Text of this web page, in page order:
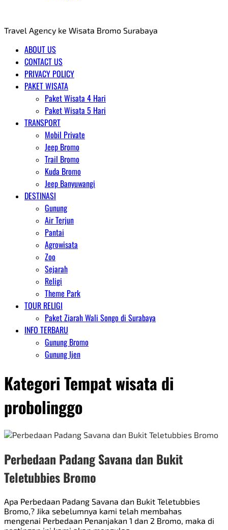
Travel Agency ke Wisata Bromo Surabaya
ABOUT US
CONTACT US
PRIVACY POLICY
PAKET WISATA
Paket Wisata 4 Hari
Paket Wisata 5 Hari
TRANSPORT
Mobil Private
Jeep Bromo
Trail Bromo
Kuda Bromo
Jeep Banyuwangi
DESTINASI
Gunung
Air Terjun
Pantai
Agrowisata
Zoo
Sejarah
Religi
Theme Park
TOUR RELIGI
Paket Ziarah Wali Songo di Surabaya
INFO TERBARU
Gunung Bromo
Gunung Ijen
KategoriTempat wisata di
probolinggo
Perbedaan Padang Savana dan Bukit
Teletubbies Bromo
Apa Perbedaan Padang Savana dan Bukit Teletubbies
Bromo,? Jika sebelumnya kami telah membahas
mengenai Perbedaan Penanjakan 1 dan 2 Bromo, maka di